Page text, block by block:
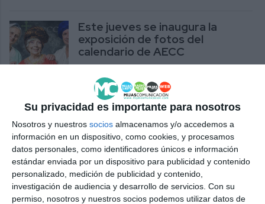
Su privacidad es importante para nosotros
Nosotros y nuestros socios almacenamos y/o accedemos a
información en un dispositivo, como cookies, y procesamos
datos personales, como identificadores únicos e información
estándar enviada por un dispositivo para publicidad y contenido
personalizado, medición de publicidad y contenido,
investigación de audiencia y desarrollo de servicios. Con su
permiso, nosotros y nuestros socios podemos utilizar datos de
Este jueves se inaugura la
exposición de fotos del
calendario de AECC
Mijas, a photo town
Galeria Fotos Semana Santa Mijeña
ACTUALIDAD